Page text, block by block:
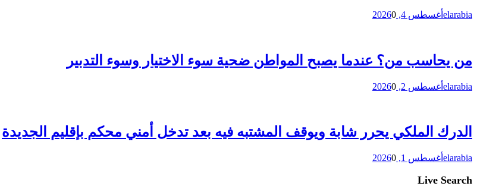
elarabia أغسطس 4, 2026 0
من يحاسب من؟ عندما يصبح المواطن ضحية سوء الاختيار وسوء التدبير
elarabia أغسطس 2, 2026 0
الدرك الملكي يحرر شابة ويوقف المشتبه فيه بعد تدخل أمني محكم بإقليم الجديدة
elarabia أغسطس 1, 2026 0
Live Search